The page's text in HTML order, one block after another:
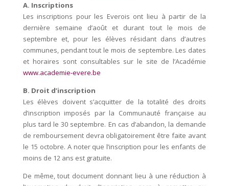
A. Inscriptions
Les inscriptions pour les Everois ont lieu à partir de la
dernière semaine d’août et durant tout le mois de
septembre et, pour les élèves résidant dans d’autres
communes, pendant tout le mois de septembre. Les dates
et horaires sont consultables sur le site de l’Académie
www.academie-evere.be
B. Droit d’inscription
Les élèves doivent s’acquitter de la totalité des droits
d’inscription imposés par la Communauté française au
plus tard le 30 septembre. En cas d’abandon, la demande
de remboursement devra obligatoirement être faite avant
le 15 octobre. A noter que l’inscription pour les enfants de
moins de 12 ans est gratuite.
De même, tout document donnant lieu à une réduction à